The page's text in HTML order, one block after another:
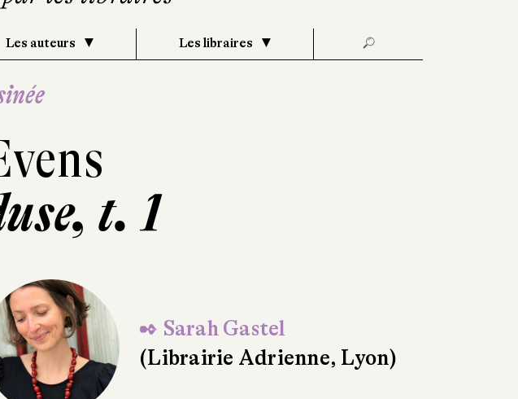
Les auteurs Les libraires 🔎
t. 1
✒ Sarah Gastel
(Librairie Adrienne, Lyon)